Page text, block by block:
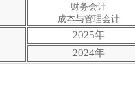
财务会计
成本与管理会计
2025年
2024年